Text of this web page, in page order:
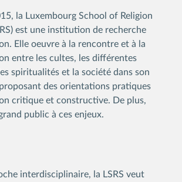
la Luxembourg School of Religion
est une institution de recherche
Elle oeuvre à la rencontre et à la
entre les cultes, les différentes
spiritualités et la société dans son
des orientations pratiques
critique et constructive. De plus,
public à ces enjeux.
interdisciplinaire, la LSRS veut